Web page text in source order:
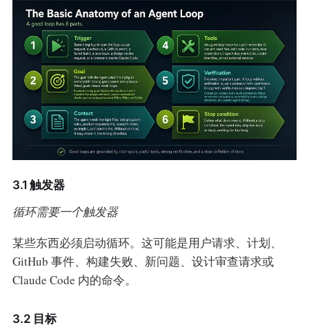
3.1 触发器
循环需要一个触发器
某些东西必须启动循环。这可能是用户请求、计划、
GitHub 事件、构建失败、新问题、设计审查请求或
Claude Code 内的命令。
3.2 目标